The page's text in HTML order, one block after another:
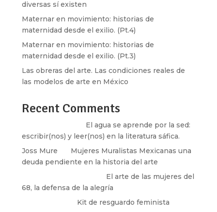
diversas sí existen
Maternar en movimiento: historias de
maternidad desde el exilio. (Pt.4)
Maternar en movimiento: historias de
maternidad desde el exilio. (Pt.3)
Las obreras del arte. Las condiciones reales de
las modelos de arte en México
Recent Comments
El agua se aprende por la sed:
escribir(nos) y leer(nos) en la literatura sáfica.
Joss Mure
Mujeres Muralistas Mexicanas una
deuda pendiente en la historia del arte
El arte de las mujeres del
68, la defensa de la alegría
Kit de resguardo feminista